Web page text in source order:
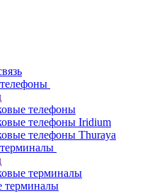
телефоны
телефоны Iridium
телефоны Thuraya
терминалы
терминалы